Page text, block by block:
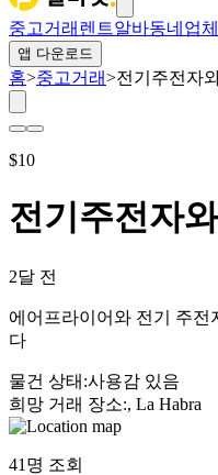
중고거래 렌트알바동네업체
앱 다운로드
홈>중고거래>전기주전자
$10
전기주전자
2달 전
에어프라이어와 전기 주전
다
물건 상태 :사용감 있음
희망 거래 장소:, La Habra
41 명 조회